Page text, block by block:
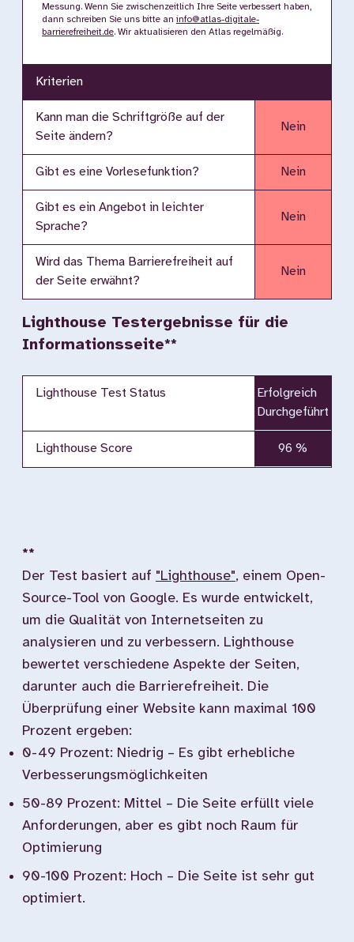
Messung. Wenn Sie zwischenzeitlich Ihre Seite verbessert haben,
dann schreiben Sie uns bitte an info@atlas-digitale-
barrierefreiheit.de. Wir aktualisieren den Atlas regelmäßig.
Kriterien
Kann man die Schriftgröße auf der
Seite ändern?
Nein
Gibt es eine Vorlesefunktion? Nein
Gibt es ein Angebot in leichter
Sprache?
Nein
Wird das Thema Barrierefreiheit auf
der Seite erwähnt?
Nein
Lighthouse Testergebnisse für die
Informationsseite**
Lighthouse Test Status
Erfolgreich
Durchgeführt
Lighthouse Score 96 %
**
Der Test basiert auf "Lighthouse", einem Open-
Source-Tool von Google. Es wurde entwickelt,
um die Qualität von Internetseiten zu
analysieren und zu verbessern. Lighthouse
bewertet verschiedene Aspekte der Seiten,
darunter auch die Barrierefreiheit. Die
Überprüfung einer Website kann maximal 100
Prozent ergeben:
0-49 Prozent: Niedrig – Es gibt erhebliche
Verbesserungsmöglichkeiten
50-89 Prozent: Mittel – Die Seite erfüllt viele
Anforderungen, aber es gibt noch Raum für
Optimierung
90-100 Prozent: Hoch – Die Seite ist sehr gut
optimiert.